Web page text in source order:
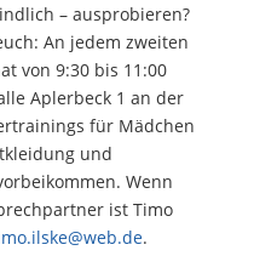
– ausprobieren?
An jedem zweiten
von 9:30 bis 11:00
Aplerbeck 1 an der
für Mädchen
und
Wenn
ist Timo
.